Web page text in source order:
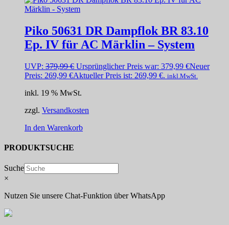
Piko 50631 DR Dampflok BR 83.10
Ep. IV für AC Märklin – System
UVP: 379,99€ Ursprünglicher Preis war: 379,99 €Neuer
Preis: 269,99 €Aktueller Preis ist: 269,99 €. inkl.MwSt.
inkl. 19 % MwSt.
zzgl. Versandkosten
In den Warenkorb
PRODUKTSUCHE
Suche
×
Nutzen Sie unsere Chat-Funktion über WhatsApp